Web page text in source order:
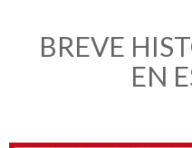
BREVE
EN